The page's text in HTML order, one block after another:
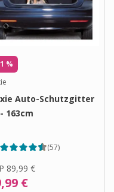
%
Auto-Schutzgitter
163cm
(57)
89,99 €
€